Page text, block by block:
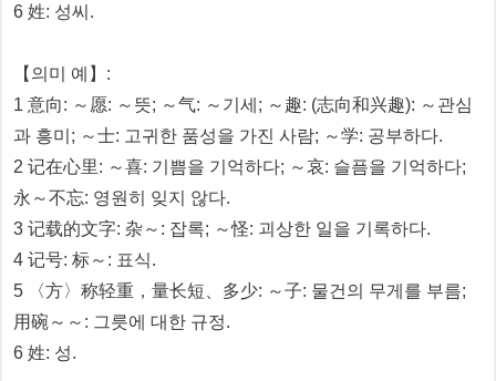
6 姓: 성씨.
【의미 예】:
1 意向: ～愿: ～뜻; ～气: ～기세; ～趣: (志向和兴趣): ～관심
과 흥미; ～士: 고귀한 품성을 가진 사람; ～学: 공부하다.
2 记在心里: ～喜: 기쁨을 기억하다; ～哀: 슬픔을 기억하다;
永～不忘: 영원히 잊지 않다.
3 记载的文字: 杂～: 잡록; ～怪: 괴상한 일을 기록하다.
4 记号: 标～: 표식.
5 〈方〉称轻重，量长短、多少: ～子: 물건의 무게를 부름;
用碗～～: 그릇에 대한 규정.
6 姓: 성.